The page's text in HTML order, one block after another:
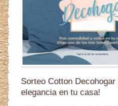
Sorteo Cotton Decohogar
elegancia en tu casa!